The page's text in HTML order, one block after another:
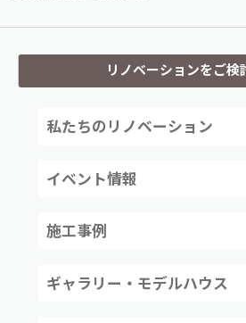
リノベーションをご検
私たちのリノベーション
イベント情報
施工事例
ギャラリー・モデルハウス